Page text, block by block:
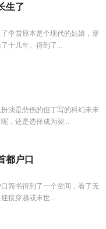
生了
李雪原本是个现代的姑娘，穿
十几年。得到了...
演是悲伤的但丁写的科幻未来
，还是选择成为契...
都户口
简书得到了一个空间，看了无
接穿越或末世...